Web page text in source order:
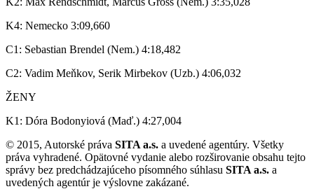
K4: Nemecko 3:09,660
C1: Sebastian Brendel (Nem.) 4:18,482
C2: Vadim Meňkov, Serik Mirbekov (Uzb.) 4:06,032
ŽENY
K1: Dóra Bodonyiová (Maď.) 4:27,004
© 2015, Autorské práva SITA a.s. a uvedené agentúry. Všetky
práva vyhradené. Opätovné vydanie alebo rozširovanie obsahu tejto
správy bez predchádzajúceho písomného súhlasu SITA a.s. a
uvedených agentúr je výslovne zakázané.